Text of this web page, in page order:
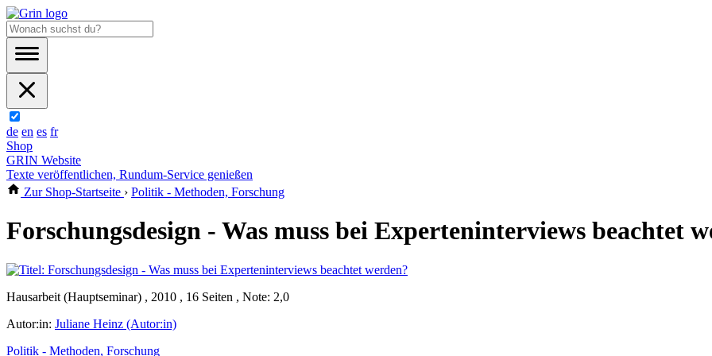
de en es fr
Shop
GRIN Website
Texte veröffentlichen, Rundum-Service genießen
Zur Shop-Startseite › Politik - Methoden, Forschung
Forschungsdesign - Was muss bei Experteninterviews beachtet
Hausarbeit (Hauptseminar) , 2010 , 16 Seiten , Note: 2,0
Autor:in: Juliane Heinz (Autor:in)
Politik - Methoden, Forschung